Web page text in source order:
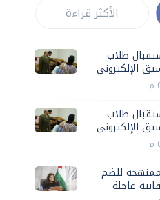
الأكثر قراءة
طلاب
الإلكتروني
طلاب
الإلكتروني
للضم
عاجلة